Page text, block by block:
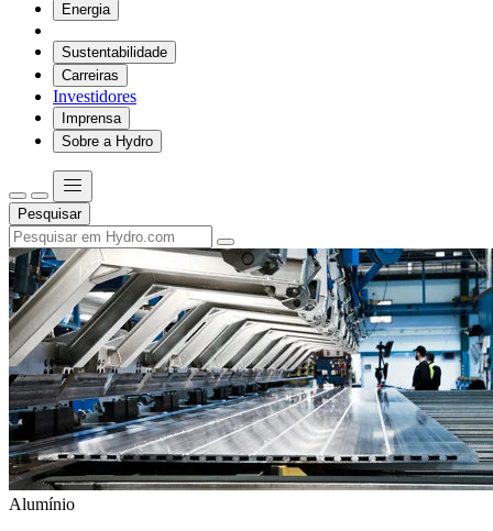
Energia
Sustentabilidade
Carreiras
Investidores
Imprensa
Sobre a Hydro
Pesquisar
Alumínio